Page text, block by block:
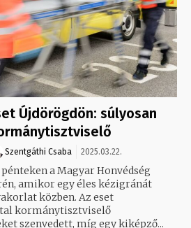
Újdörögdön: súlyosan
Szentgáthi Csaba 2025.03.22.
a Magyar Honvédség
amikor egy éles kézigránát
közben. Az eset
kormánytisztviselő
szenvedett, míg egy kiképző...